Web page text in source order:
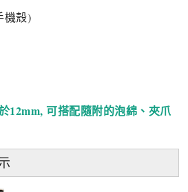
機殼)
12mm, 可搭配隨附的泡綿、夾爪